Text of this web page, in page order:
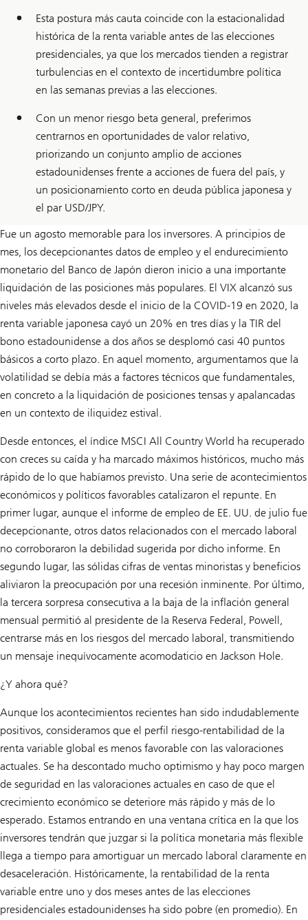
Esta postura más cauta coincide con la estacionalidad
histórica de la renta variable antes de las elecciones
presidenciales, ya que los mercados tienden a registrar
turbulencias en el contexto de incertidumbre política
en las semanas previas a las elecciones.
Con un menor riesgo beta general, preferimos
centrarnos en oportunidades de valor relativo,
priorizando un conjunto amplio de acciones
estadounidenses frente a acciones de fuera del país, y
un posicionamiento corto en deuda pública japonesa y
el par USD/JPY.
Fue un agosto memorable para los inversores. A principios de
mes, los decepcionantes datos de empleo y el endurecimiento
monetario del Banco de Japón dieron inicio a una importante
liquidación de las posiciones más populares. El VIX alcanzó sus
niveles más elevados desde el inicio de la COVID-19 en 2020, la
renta variable japonesa cayó un 20% en tres días y la TIR del
bono estadounidense a dos años se desplomó casi 40 puntos
básicos a corto plazo. En aquel momento, argumentamos que la
volatilidad se debía más a factores técnicos que fundamentales,
en concreto a la liquidación de posiciones tensas y apalancadas
en un contexto de iliquidez estival.
Desde entonces, el índice MSCI All Country World ha recuperado
con creces su caída y ha marcado máximos históricos, mucho más
rápido de lo que habíamos previsto. Una serie de acontecimientos
económicos y políticos favorables catalizaron el repunte. En
primer lugar, aunque el informe de empleo de EE. UU. de julio fue
decepcionante, otros datos relacionados con el mercado laboral
no corroboraron la debilidad sugerida por dicho informe. En
segundo lugar, las sólidas cifras de ventas minoristas y beneficios
aliviaron la preocupación por una recesión inminente. Por último,
la tercera sorpresa consecutiva a la baja de la inflación general
mensual permitió al presidente de la Reserva Federal, Powell,
centrarse más en los riesgos del mercado laboral, transmitiendo
un mensaje inequívocamente acomodaticio en Jackson Hole.
¿Y ahora qué?
Aunque los acontecimientos recientes han sido indudablemente
positivos, consideramos que el perfil riesgo-rentabilidad de la
renta variable global es menos favorable con las valoraciones
actuales. Se ha descontado mucho optimismo y hay poco margen
de seguridad en las valoraciones actuales en caso de que el
crecimiento económico se deteriore más rápido y más de lo
esperado. Estamos entrando en una ventana crítica en la que los
inversores tendrán que juzgar si la política monetaria más flexible
llega a tiempo para amortiguar un mercado laboral claramente en
desaceleración. Históricamente, la rentabilidad de la renta
variable entre uno y dos meses antes de las elecciones
presidenciales estadounidenses ha sido pobre (en promedio). En